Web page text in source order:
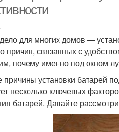
для многих домов —
причин, связанных с
почему именно под окном
установки батарей
несколько ключевых
батарей. Давайте